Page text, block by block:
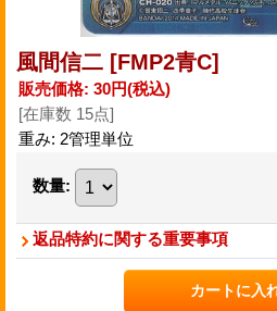
風間信二 [FMP2青C]
販売価格: 30円(税込)
[在庫数 15点]
重み: 2管理単位
数量:
返品特約に関する重要事項